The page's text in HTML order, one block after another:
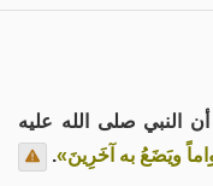
النبي صلى الله عليه
ويَضَعُ به آخَرِينَ».